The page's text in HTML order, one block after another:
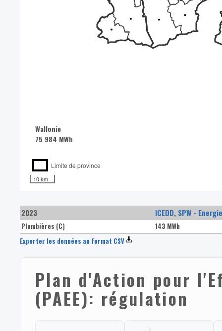
Wallonie
75 984 MWh
Limite de province
10 km
2023 ICEDD, SPW - Energie
Plombières (C)
143 MWh
Exporter les données au format CSV
Plan d'Action pour
(PAEE): régulation